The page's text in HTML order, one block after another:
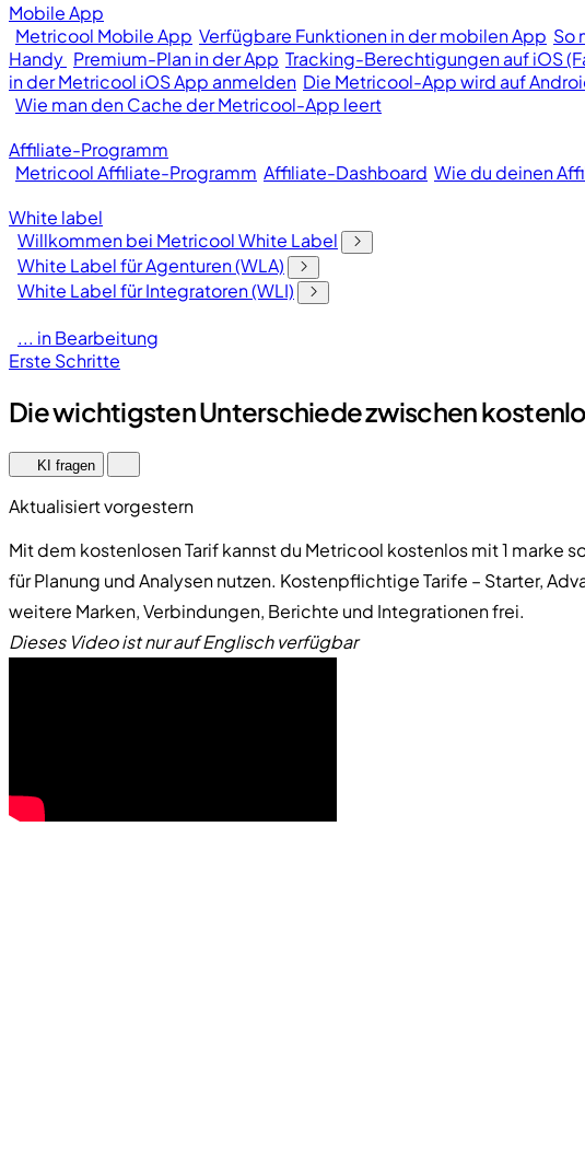
Mobile App
Metricool Mobile App Verfügbare Funktionen in der mobilen App So
Handy Premium-Plan in der App Tracking-Berechtigungen auf iOS
in der Metricool iOS App anmelden Die Metricool-App wird auf
Wie man den Cache der Metricool-App leert
Affiliate-Programm
Metricool Affiliate-Programm Affiliate-Dashboard Wie du deinen
White label
Willkommen bei Metricool White Label
White Label für Agenturen (WLA)
White Label für Integratoren (WLI)
... in Bearbeitung
Erste Schritte
Die wichtigsten Unterschiede zwischen
KI fragen
Aktualisiert vorgestern
Mit dem kostenlosen Tarif kannst du Metricool kostenlos mit 1 marke
für Planung und Analysen nutzen. Kostenpflichtige Tarife – Starter,
weitere Marken, Verbindungen, Berichte und Integrationen frei.
Dieses Video ist nur auf Englisch verfügbar